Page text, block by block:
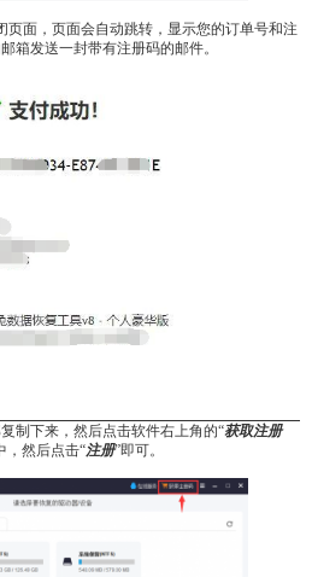
页面，页面会自动跳转，显示您的订单号和注
箱发送一封带有注册码的邮件。
制下来，然后点击软件右上角的“获取注册
，然后点击“注册”即可。